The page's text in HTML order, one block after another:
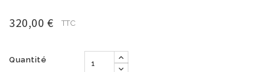
320,00 € TTC
Quantité